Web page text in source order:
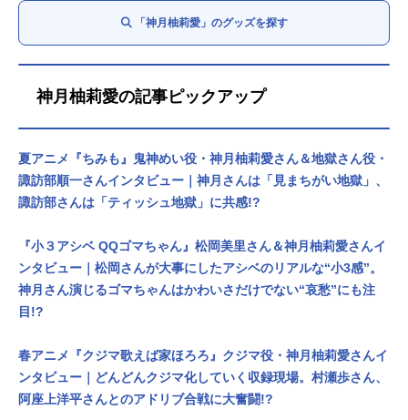
「神月柚莉愛」のグッズを探す
神月柚莉愛の記事ピックアップ
夏アニメ『ちみも』鬼神めい役・神月柚莉愛さん＆地獄さん役・
諏訪部順一さんインタビュー｜神月さんは「見まちがい地獄」、
諏訪部さんは「ティッシュ地獄」に共感!?
『小３アシベ QQゴマちゃん』松岡美里さん＆神月柚莉愛さんイ
ンタビュー｜松岡さんが大事にしたアシベのリアルな“小3感”。
神月さん演じるゴマちゃんはかわいさだけでない“哀愁”にも注
目!?
春アニメ『クジマ歌えば家ほろろ』クジマ役・神月柚莉愛さんイ
ンタビュー｜どんどんクジマ化していく収録現場。村瀬歩さん、
阿座上洋平さんとのアドリブ合戦に大奮闘!?